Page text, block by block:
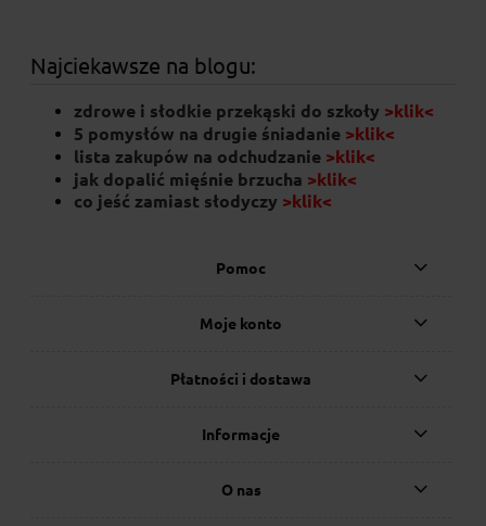
Najciekawsze na blogu:
zdrowe i słodkie przekąski do szkoły >klik<
5 pomysłów na drugie śniadanie >klik<
lista zakupów na odchudzanie >klik<
jak dopalić mięśnie brzucha >klik<
co jeść zamiast słodyczy >klik<
Pomoc
Moje konto
Płatności i dostawa
Informacje
O nas